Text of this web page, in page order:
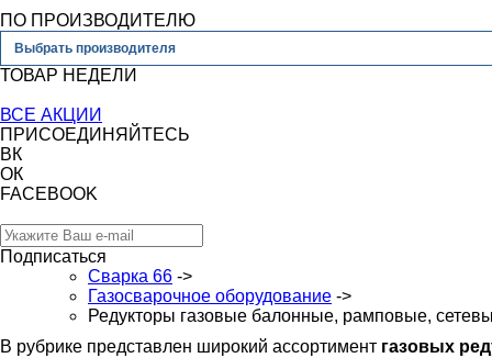
ПО ПРОИЗВОДИТЕЛЮ
Выбрать производителя
ТОВАР НЕДЕЛИ
ВСЕ АКЦИИ
ПРИСОЕДИНЯЙТЕСЬ
ВК
ОК
FACEBOOK
Подписаться
Сварка 66 ->
Газосварочное оборудование ->
Редукторы газовые балонные, рамповые,
В рубрике представлен широкий ассортимент газовых